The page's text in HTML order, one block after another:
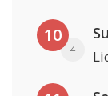
10
4